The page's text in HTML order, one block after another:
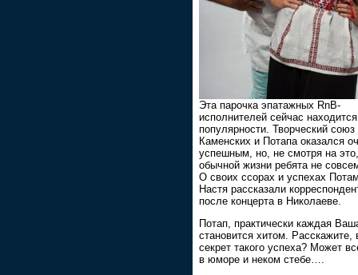
Эта парочка эпатажных RnB-
исполнителей сейчас
популярности. Творческий союз
Каменских и Потапа оказался
успешным, но, не смотря на
обычной жизни ребята не
О своих ссорах и успехах
Настя рассказали
после концерта в Николаеве.
Потап, практически каждая
становится хитом. Расскажите,
секрет такого успеха? Может
в юморе и неком стебе….